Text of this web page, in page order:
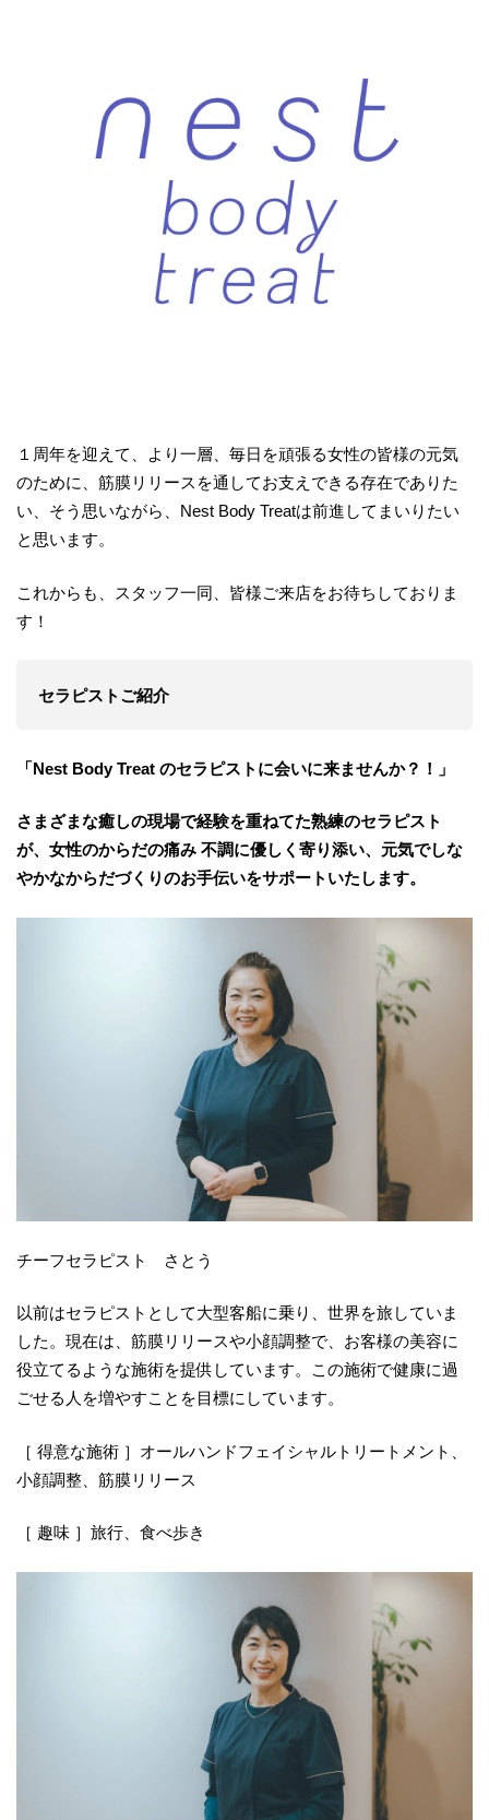
１周年を迎えて、より一層、毎日を頑張る女性の皆様の元気
のために、筋膜リリースを通してお支えできる存在でありた
い、そう思いながら、Nest Body Treatは前進してまいりたい
と思います。
これからも、スタッフ一同、皆様ご来店をお待ちしておりま
す！
セラピストご紹介
「Nest Body Treat のセラピストに会いに来ませんか？！」
さまざまな癒しの現場で経験を重ねてた熟練のセラピスト
が、女性のからだの痛み 不調に優しく寄り添い、元気でしな
やかなからだづくりのお手伝いをサポートいたします。
チーフセラピスト さとう
以前はセラピストとして大型客船に乗り、世界を旅していま
した。現在は、筋膜リリースや小顔調整で、お客様の美容に
役立てるような施術を提供しています。この施術で健康に過
ごせる人を増やすことを目標にしています。
［ 得意な施術 ］オールハンドフェイシャルトリートメント、
小顔調整、筋膜リリース
［ 趣味 ］旅行、食べ歩き